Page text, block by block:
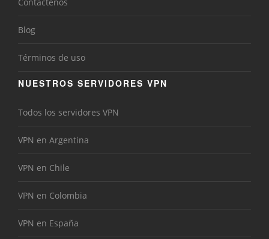
Blog
Términos de uso
NUESTROS SERVIDORES VPN
Todos los servidores VPN
VPN en Argentina
VPN en Chile
VPN en Colombia
VPN en España